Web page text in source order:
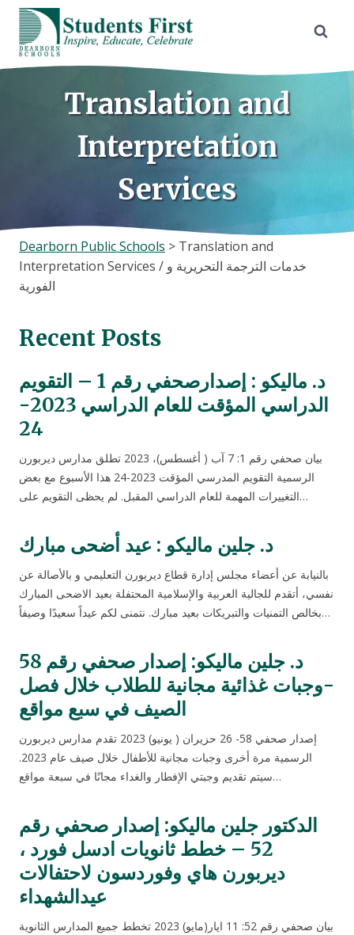
Skip
content
Translation and
Interpretation
Services
Dearborn Public Schools > Translation and
Interpretation Services / خدمات الترجمة التحريرية و
الفورية
Recent Posts
د. ماليكو : إصدارصحفي رقم 1 – التقويم
الدراسي المؤقت للعام الدراسي 2023-
24
بيان صحفي رقم 1: 7 آب ( أغسطس)، 2023 تطلق مدارس ديربورن
الرسمية التقويم المدرسي المؤقت 2023-24 هذا الأسبوع مع بعض
التغييرات المهمة للعام الدراسي المقبل. لم يحظى التقويم على…
د. جلين ماليكو : عيد أضحى مبارك
بالنيابة عن أعضاء مجلس إدارة قطاع ديربورن التعليمي و بالأصالة عن
نفسي، أتقدم للجالية العربية والإسلامية المحتفلة بعيد الاضحى المبارك
بخالص التمنيات والتبريكات بعيد مبارك. نتمنى لكم عيداً سعيدًا وصيفاً…
د. جلين ماليكو: إصدار صحفي رقم 58
-وجبات غذائية مجانية للطلاب خلال فصل
الصيف في سبع مواقع
إصدار صحفي 58- 26 حزيران ( يونيو) 2023 تقدم مدارس ديربورن
الرسمية مرة أخرى وجبات مجانية للأطفال خلال صيف عام 2023.
سيتم تقديم وجبتي الإفطار والغداء مجانًا في سبعة مواقع…
الدكتور جلين ماليكو: إصدار صحفي رقم
52 – خطط ثانويات ادسل فورد ،
ديربورن هاي وفوردسون لاحتفالات
عيدالشهداء
بيان صحفي رقم 52: 11 ايار(مايو) 2023 تخطط جميع المدارس الثانوية